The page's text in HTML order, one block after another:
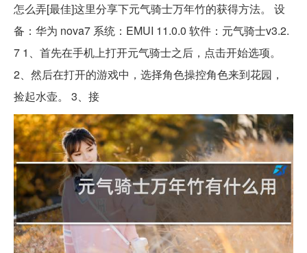
怎么弄[最佳]这里分享下元气骑士万年竹的获得方法。 设
备：华为 nova7 系统：EMUI 11.0.0 软件：元气骑士v3.2.
7 1、首先在手机上打开元气骑士之后，点击开始选项。
2、然后在打开的游戏中，选择角色操控角色来到花园，
捡起水壶。 3、接